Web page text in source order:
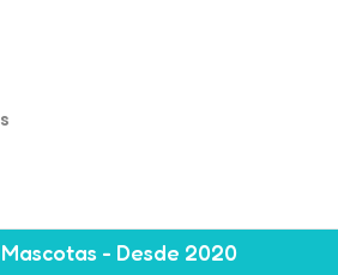
- Desde 2020